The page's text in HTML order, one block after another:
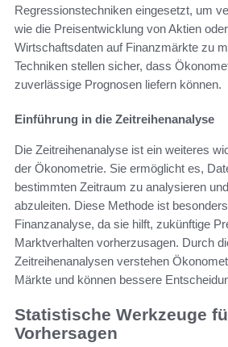
Regressionstechniken eingesetzt, um
wie die Preisentwicklung von Aktien
Wirtschaftsdaten auf Finanzmärkte zu
Techniken stellen sicher, dass
zuverlässige Prognosen liefern können.
Einführung in die Zeitreihenanalyse
Die Zeitreihenanalyse ist ein weiteres
der Ökonometrie. Sie ermöglicht es,
bestimmten Zeitraum zu analysieren
abzuleiten. Diese Methode ist
Finanzanalyse, da sie hilft, zukünftige
Marktverhalten vorherzusagen. Durch
Zeitreihenanalysen verstehen
Märkte und können bessere
Statistische Werkzeuge
Vorhersagen